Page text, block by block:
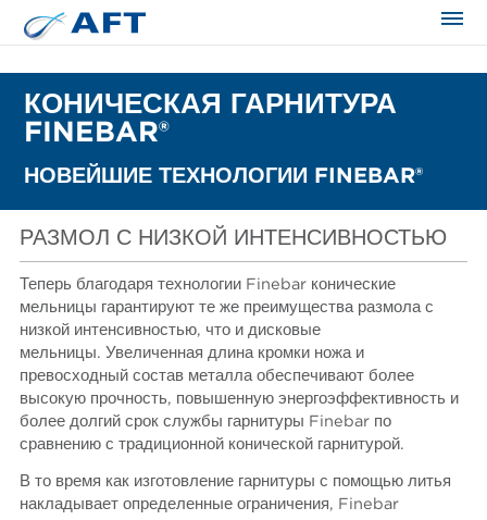
КОНИЧЕСКАЯ ГАРНИТУРА
FINEBAR®
НОВЕЙШИЕ ТЕХНОЛОГИИ FINEBAR®
РАЗМОЛ С НИЗКОЙ ИНТЕНСИВНОСТЬЮ
Теперь благодаря технологии Finebar конические
мельницы гарантируют те же преимущества размола с
низкой интенсивностью, что и дисковые
мельницы. Увеличенная длина кромки ножа и
превосходный состав металла обеспечивают более
высокую прочность, повышенную энергоэффективность и
более долгий срок службы гарнитуры Finebar по
сравнению с традиционной конической гарнитурой.
В то время как изготовление гарнитуры с помощью литья
накладывает определенные ограничения, Finebar